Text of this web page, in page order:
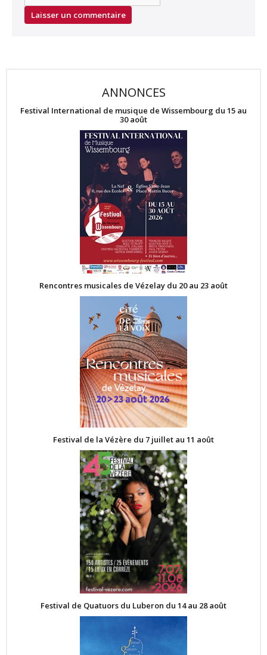
ANNONCES
Festival International de musique de Wissembourg du 15 au
30 août
Rencontres musicales de Vézelay du 20 au 23 août
Festival de la Vézère du 7 juillet au 11 août
Festival de Quatuors du Luberon du 14 au 28 août